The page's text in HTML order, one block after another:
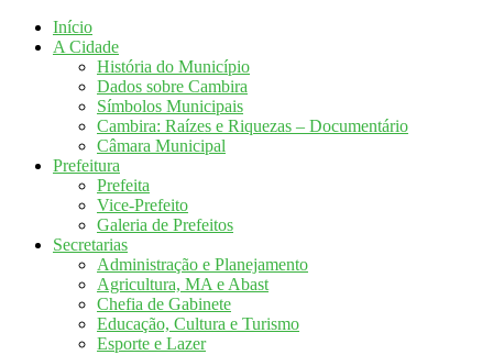
Início
A Cidade
História do Município
Dados sobre Cambira
Símbolos Municipais
Cambira: Raízes e Riquezas – Documentário
Câmara Municipal
Prefeitura
Prefeita
Vice-Prefeito
Galeria de Prefeitos
Secretarias
Administração e Planejamento
Agricultura, MA e Abast
Chefia de Gabinete
Educação, Cultura e Turismo
Esporte e Lazer